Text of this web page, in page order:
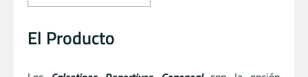
El Producto